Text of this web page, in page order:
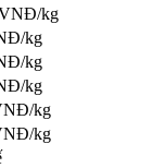
VNĐ/kg
kg
kg
kg
kg
kg